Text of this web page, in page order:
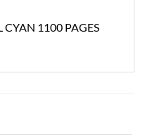
CYAN 1100 PAGES